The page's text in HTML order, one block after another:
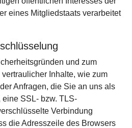
eines Mitgliedstaats verarbeitet
und zum
Inhalte, wie zum
Anfragen, die Sie an uns als
SSL- bzw. TLS-
Verbindung
die Adresszeile des Browsers